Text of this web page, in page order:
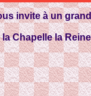
invite à un
Chapelle la